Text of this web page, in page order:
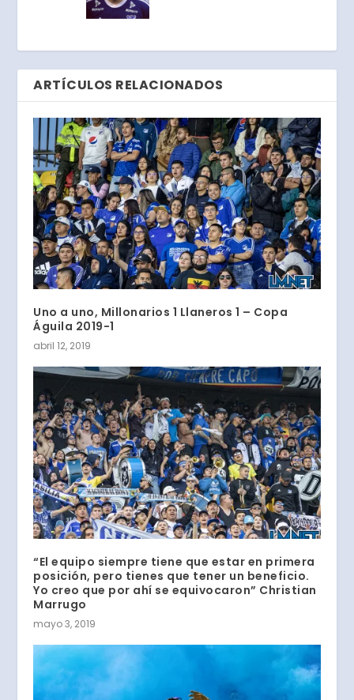
ARTÍCULOS RELACIONADOS
Uno a uno, Millonarios 1 Llaneros 1 – Copa
Águila 2019-1
abril 12, 2019
“El equipo siempre tiene que estar en primera
posición, pero tienes que tener un beneficio.
Yo creo que por ahí se equivocaron” Christian
Marrugo
mayo 3, 2019